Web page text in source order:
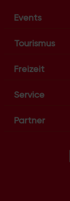
Events
Tourismus
Freizeit
Service
Partner